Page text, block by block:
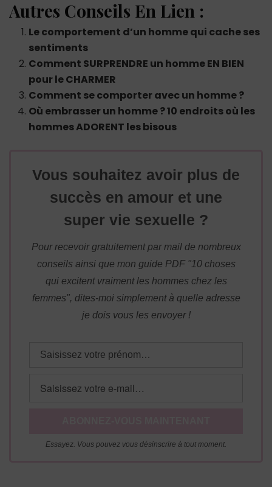
Autres Conseils En Lien :
Le comportement d’un homme qui cache ses
sentiments
Comment SURPRENDRE un homme EN BIEN
pour le CHARMER
Comment se comporter avec un homme ?
Où embrasser un homme ? 10 endroits où les
hommes ADORENT les bisous
Vous souhaitez avoir plus de
succès en amour et une
super vie sexuelle ?
Pour recevoir gratuitement par mail de nombreux
conseils ainsi que mon guide PDF "10 choses
qui excitent vraiment les hommes chez les
femmes", dites-moi simplement à quelle adresse
je dois vous les envoyer !
Essayez. Vous pouvez vous désinscrire à tout moment.